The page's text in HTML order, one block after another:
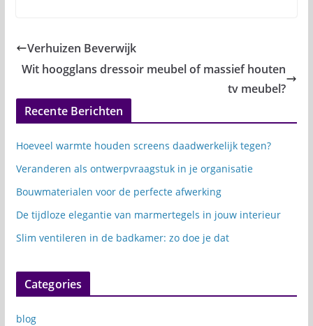
Verhuizen Beverwijk
Wit hoogglans dressoir meubel of massief houten
tv meubel?
Recente Berichten
Hoeveel warmte houden screens daadwerkelijk tegen?
Veranderen als ontwerpvraagstuk in je organisatie
Bouwmaterialen voor de perfecte afwerking
De tijdloze elegantie van marmertegels in jouw interieur
Slim ventileren in de badkamer: zo doe je dat
Categories
blog